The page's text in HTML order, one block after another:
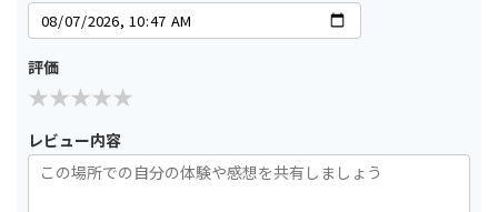
評価
レビュー内容